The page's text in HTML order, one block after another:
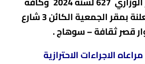
بمقر الجمعية الكائن 3 شارع
قصر ثقافة – سوهاج.
الاجراءات الاحترازية